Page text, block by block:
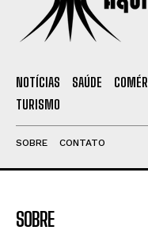
NOTÍCIAS SAÚDE
TURISMO
SOBRE CONTATO
SOBRE